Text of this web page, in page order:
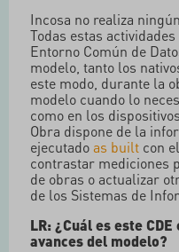
Incosa no realiza
Todas estas
Entorno Común de
modelo, tanto los
este modo, durante la
modelo cuando lo
como en los
Obra dispone de la
ejecutadoas built con
contrastar mediciones
de obras o actualizar
de los Sistemas de
LR: ¿Cuál es este
avances del modelo?